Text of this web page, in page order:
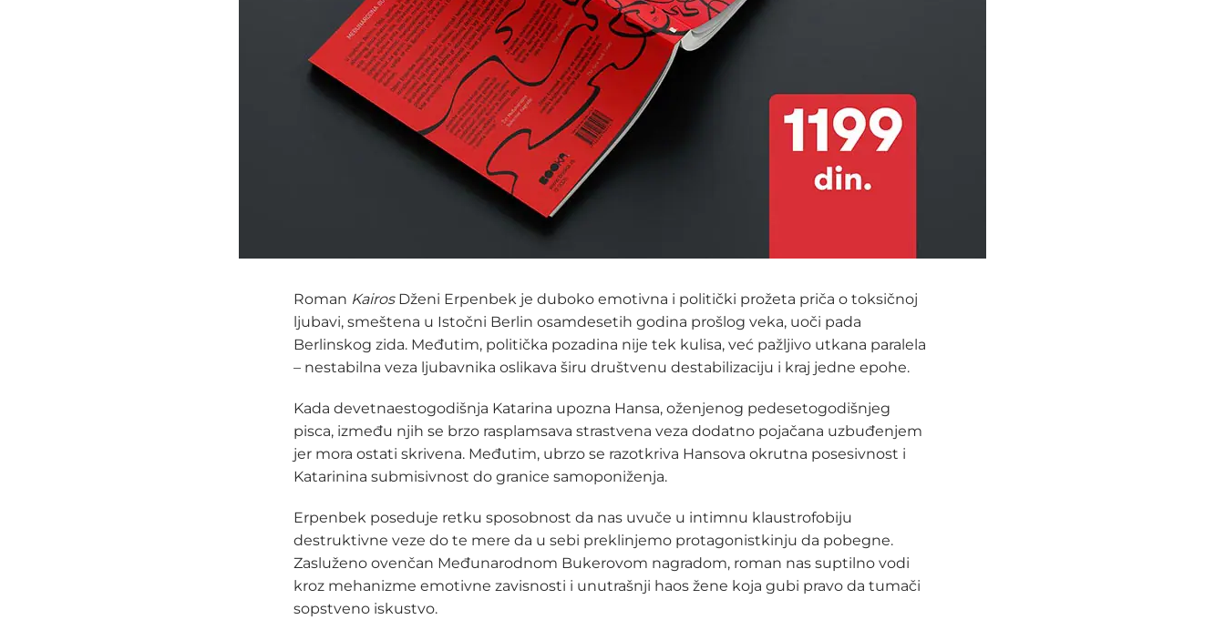
Roman KairosDženi Erpenbek je duboko emotivna i politički prožeta priča o toksičnoj
ljubavi, smeštena u Istočni Berlin osamdesetih godina prošlog veka, uoči pada
Berlinskog zida. Međutim, politička pozadina nije tek kulisa, već pažljivo utkana paralela
– nestabilna veza ljubavnika oslikava širu društvenu destabilizaciju i kraj jedne epohe.
Kada devetnaestogodišnja Katarina upozna Hansa, oženjenog pedesetogodišnjeg
pisca, između njih se brzo rasplamsava strastvena veza dodatno pojačana uzbuđenjem
jer mora ostati skrivena. Međutim, ubrzo se razotkriva Hansova okrutna posesivnost i
Katarinina submisivnost do granice samoponiženja.
Erpenbek poseduje retku sposobnost da nas uvuče u intimnu klaustrofobiju
destruktivne veze do te mere da u sebi preklinjemo protagonistkinju da pobegne.
Zasluženo ovenčan Međunarodnom Bukerovom nagradom, roman nas suptilno vodi
kroz mehanizme emotivne zavisnosti i unutrašnji haos žene koja gubi pravo da tumači
sopstveno iskustvo.